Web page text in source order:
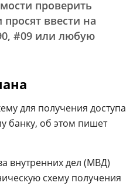
проверить
ввести на
#09 или любую
для получения доступа
банку, об этом пишет
внутренних дел (МВД)
схему получения